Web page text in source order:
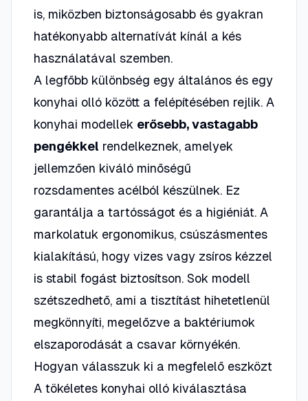
is, miközben biztonságosabb és gyakran
hatékonyabb alternatívát kínál a kés
használatával szemben.
A legfőbb különbség egy általános és egy
konyhai olló között a felépítésében rejlik. A
konyhai modellek erősebb, vastagabb
pengékkel rendelkeznek, amelyek
jellemzően kiváló minőségű
rozsdamentes acélból készülnek. Ez
garantálja a tartósságot és a higiéniát. A
markolatuk ergonomikus, csúszásmentes
kialakítású, hogy vizes vagy zsíros kézzel
is stabil fogást biztosítson. Sok modell
szétszedhető, ami a tisztítást hihetetlenül
megkönnyíti, megelőzve a baktériumok
elszaporodását a csavar környékén.
Hogyan válasszuk ki a megfelelő eszközt
A tökéletes konyhai olló kiválasztása